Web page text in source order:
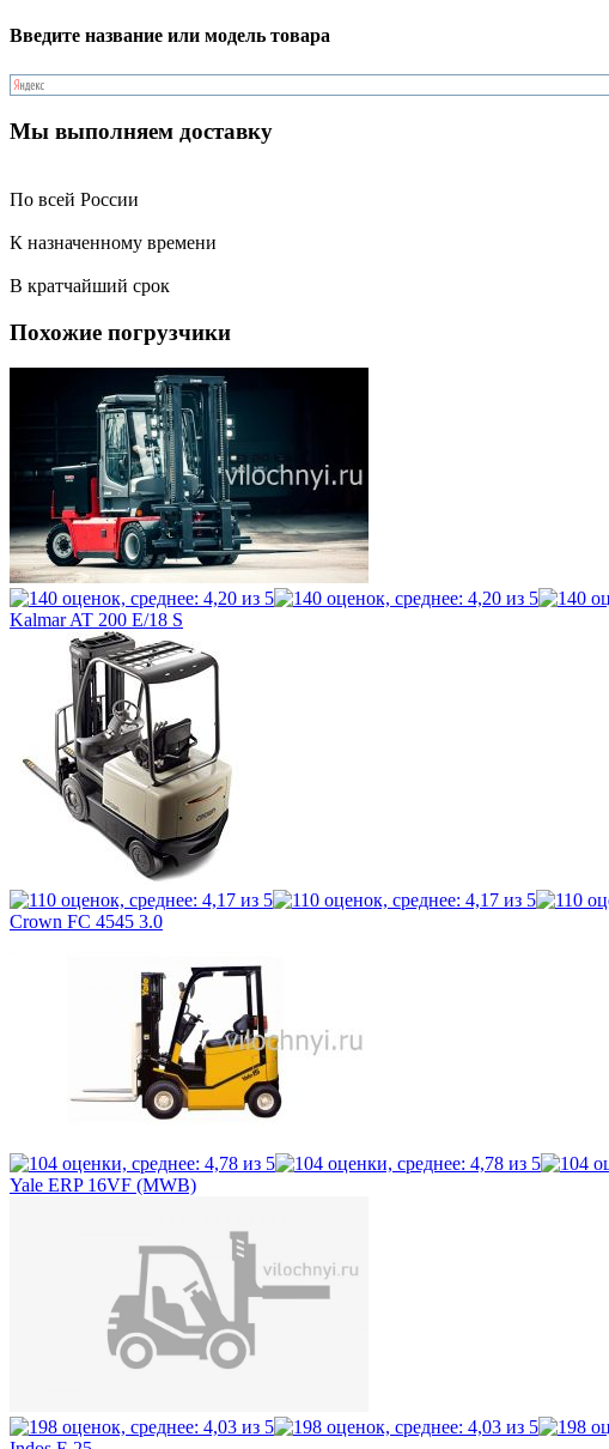
Введите название или модель товара
Мы выполняем доставку
По всей России
К назначенному времени
В кратчайший срок
Похожие погрузчики
Kalmar AT 200 E/18 S
Crown FC 4545 3.0
Yale ERP 16VF (MWB)